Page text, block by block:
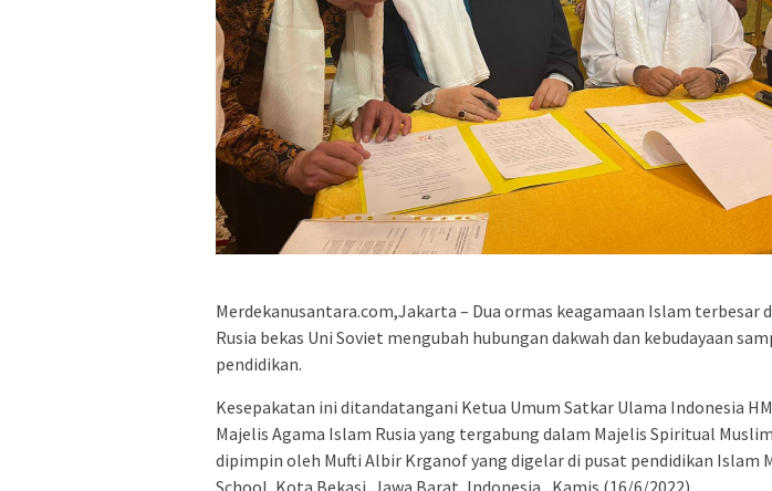
Merdekanusantara.com,Jakarta – Dua ormas keagamaan Islam terbesar
Rusia bekas Uni Soviet mengubah hubungan dakwah dan kebudayaan
pendidikan.
Kesepakatan ini ditandatangani Ketua Umum Satkar Ulama Indonesia
Majelis Agama Islam Rusia yang tergabung dalam Majelis Spiritual
dipimpin oleh Mufti Albir Krganof yang digelar di pusat pendidikan Islam